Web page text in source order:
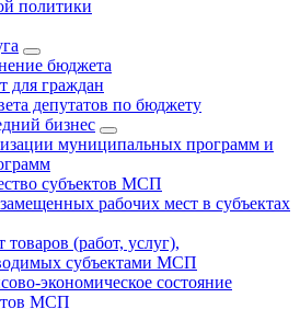
политики
бюджета
для граждан
депутатов по бюджету
бизнес
муниципальных программ и
субъектов МСП
рабочих мест в субъектах
товаров (работ, услуг),
субъектами МСП
экономическое состояние
МСП